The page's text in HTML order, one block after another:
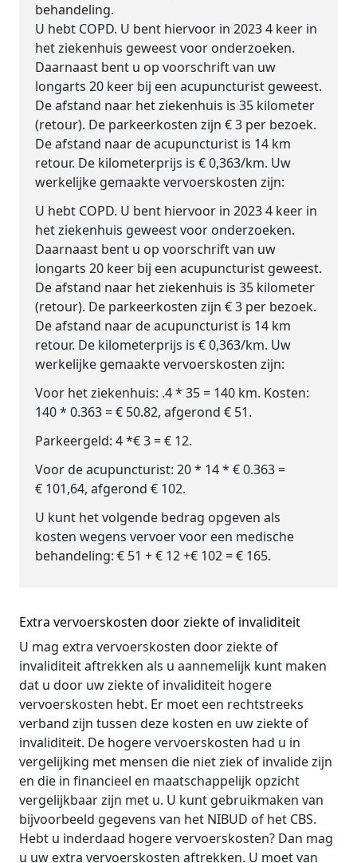
behandeling.
U hebt COPD. U bent hiervoor in 2023 4 keer in
het ziekenhuis geweest voor onderzoeken.
Daarnaast bent u op voorschrift van uw
longarts 20 keer bij een acupuncturist geweest.
De afstand naar het ziekenhuis is 35 kilometer
(retour). De parkeerkosten zijn € 3 per bezoek.
De afstand naar de acupuncturist is 14 km
retour. De kilometerprijs is € 0,363/km. Uw
werkelijke gemaakte vervoerskosten zijn:
U hebt COPD. U bent hiervoor in 2023 4 keer in
het ziekenhuis geweest voor onderzoeken.
Daarnaast bent u op voorschrift van uw
longarts 20 keer bij een acupuncturist geweest.
De afstand naar het ziekenhuis is 35 kilometer
(retour). De parkeerkosten zijn € 3 per bezoek.
De afstand naar de acupuncturist is 14 km
retour. De kilometerprijs is € 0,363/km. Uw
werkelijke gemaakte vervoerskosten zijn:
Voor het ziekenhuis: .4 * 35 = 140 km. Kosten:
140 * 0.363 = € 50.82, afgerond € 51.
Parkeergeld: 4 *€ 3 = € 12.
Voor de acupuncturist: 20 * 14 * € 0.363 =
€ 101,64, afgerond € 102.
U kunt het volgende bedrag opgeven als
kosten wegens vervoer voor een medische
behandeling: € 51 + € 12 +€ 102 = € 165.
Extra vervoerskosten door ziekte of invaliditeit
U mag extra vervoerskosten door ziekte of
invaliditeit aftrekken als u aannemelijk kunt maken
dat u door uw ziekte of invaliditeit hogere
vervoerskosten hebt. Er moet een rechtstreeks
verband zijn tussen deze kosten en uw ziekte of
invaliditeit. De hogere vervoerskosten had u in
vergelijking met mensen die niet ziek of invalide zijn
en die in financieel en maatschappelijk opzicht
vergelijkbaar zijn met u. U kunt gebruikmaken van
bijvoorbeeld gegevens van het NIBUD of het CBS.
Hebt u inderdaad hogere vervoerskosten? Dan mag
u uw extra vervoerskosten aftrekken. U moet van